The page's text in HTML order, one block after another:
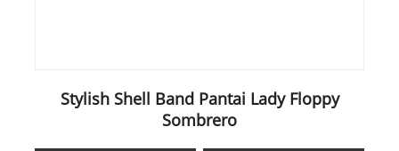
Stylish Shell Band Pantai Lady Floppy
Sombrero